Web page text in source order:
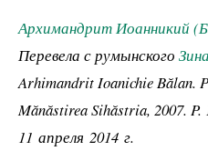
Архимандрит Иоанникий
Перевела с румынского
Arhimandrit Ioanichie Bălan.
Mănăstirea Sihăstria, 2007. P.
11 апреля 2014 г.